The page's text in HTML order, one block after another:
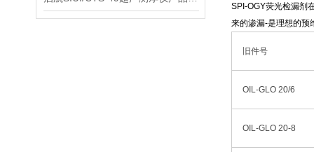
SPI-OGY荧光检漏剂
来的渗漏-是理想的预
旧件号
OIL-GLO 20/6
OIL-GLO 20-8